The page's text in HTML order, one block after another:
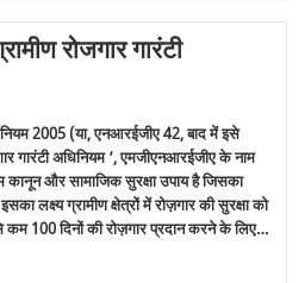
रोजगार गारंटी
2005 (या, एनआरईजीए 42, बाद में इसे
गारंटी अधिनियम ‘, एमजीएनआरईजीए के नाम
कानून और सामाजिक सुरक्षा उपाय है जिसका
लक्ष्य ग्रामीण क्षेत्रों में रोज़गार की सुरक्षा को
कम 100 दिनों की रोज़गार प्रदान करने के लिए…